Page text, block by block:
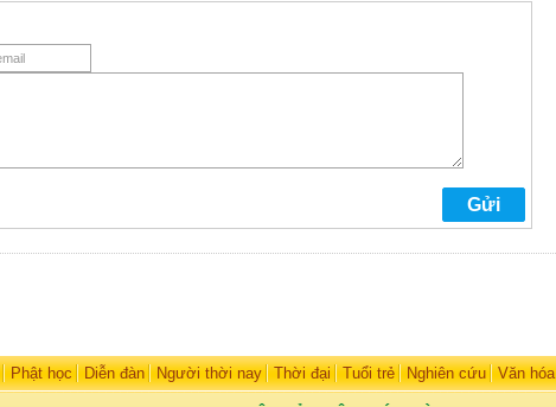
Phật học Diễn đàn Người thời nay Thời đại Tuổi trẻ Nghiên cứu Văn hóa